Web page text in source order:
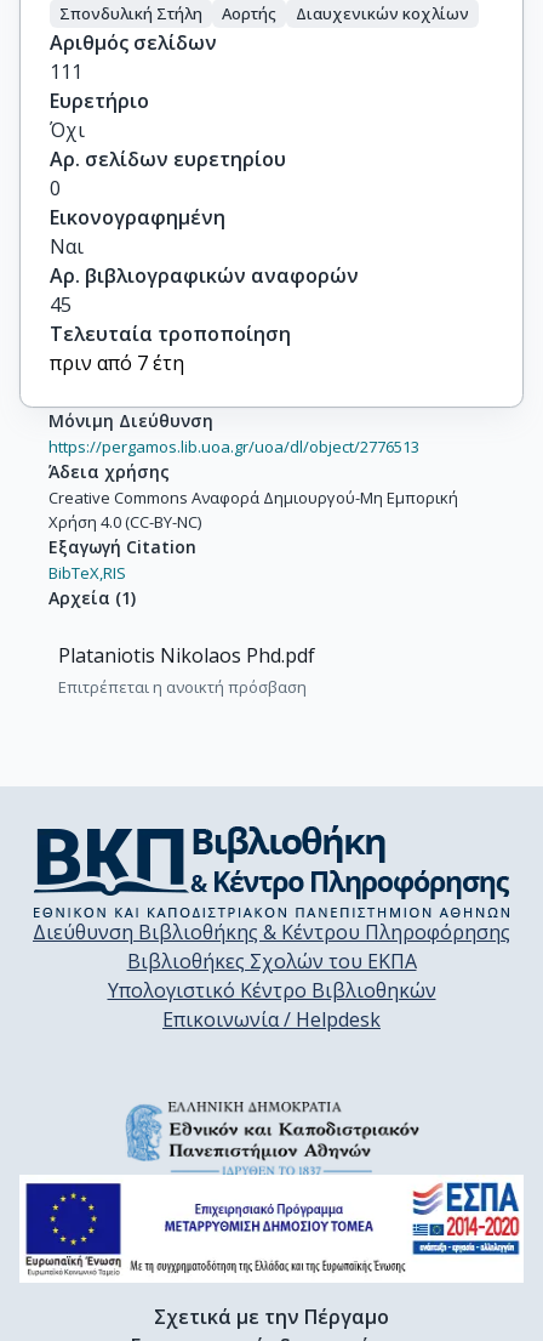
Σπονδυλική Στήλη Αορτής Διαυχενικών κοχλίων
Αριθμός σελίδων
111
Ευρετήριο
Όχι
Αρ. σελίδων ευρετηρίου
0
Εικονογραφημένη
Ναι
Αρ. βιβλιογραφικών αναφορών
45
Τελευταία τροποποίηση
πριν από 7 έτη
Μόνιμη Διεύθυνση
https://pergamos.lib.uoa.gr/uoa/dl/object/2776513
Άδεια χρήσης
Creative Commons Αναφορά Δημιουργού-Μη Εμπορική
Χρήση 4.0 (CC-BY-NC)
Εξαγωγή Citation
BibTeX,RIS
Αρχεία (1)
Plataniotis Nikolaos Phd.pdf
Επιτρέπεται η ανοικτή πρόσβαση
Διεύθυνση Βιβλιοθήκης & Κέντρου Πληροφόρησης
Βιβλιοθήκες Σχολών του ΕΚΠΑ
Υπολογιστικό Κέντρο Βιβλιοθηκών
Επικοινωνία / Helpdesk
Σχετικά με την Πέργαμο